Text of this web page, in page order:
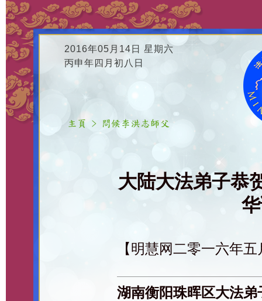
2016年05月14日 星期六
丙申年四月初八日
大陆大法弟子恭
【明慧网二零一六年
湖南衡阳珠晖区大法